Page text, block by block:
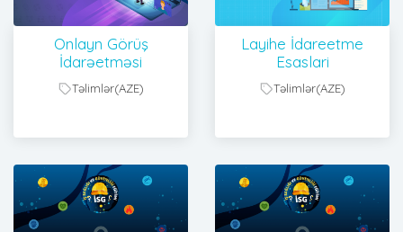
Onlayn Görüş
İdarəetməsi
Təlimlər(AZE)
Layihe İdareetme
Esaslari
Təlimlər(AZE)